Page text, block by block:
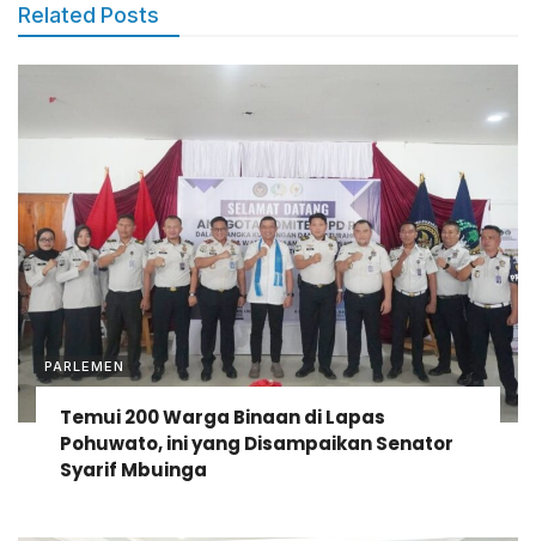
Related Posts
PARLEMEN
Temui 200 Warga Binaan di Lapas
Pohuwato, ini yang Disampaikan Senator
Syarif Mbuinga